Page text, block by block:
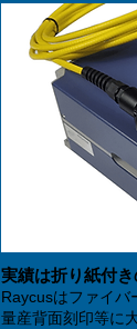
実績は折り紙付
Raycusはファイバ
量産背面刻印等に